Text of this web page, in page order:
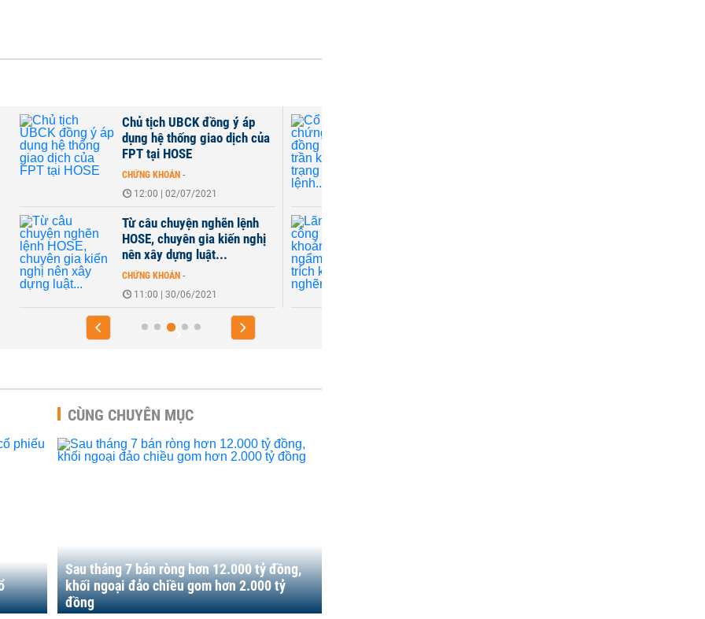
Chủ tịch UBCK đồng ý áp
dụng hệ thống giao dịch của
FPT tại HOSE
CHỨNG KHOÁN -
12:00 | 02/07/2021
Từ câu chuyện nghẽn lệnh
HOSE, chuyên gia kiến nghị
nên xây dựng luật...
CHỨNG KHOÁN -
11:00 | 30/06/2021
CÙNG CHUYÊN MỤC
Sau tháng 7 bán ròng hơn 12.000 tỷ đồng,
khối ngoại đảo chiều gom hơn 2.000 tỷ
đồng